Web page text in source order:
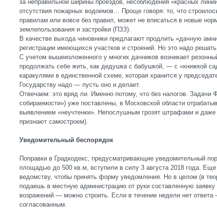
за неправильной ширины проездов, несоблюдения «красных
отсутствия пожарных водоемов… Проще говоря: то, что
правилам или вовсе без правил, может не вписаться в новые
землепользования и застройки (ПЗЗ).
В качестве выхода чиновники предлагают продлить «дачную
регистрации имеющихся участков и строений. Но это надо
С учетом вышеизложенного у многих дачников возникает
продолжать себе жить, как дедушка с бабушкой, — с «книжкой
каракулями в единственной схеме, которая хранится у
Государству надо — пусть оно и делает.
Отвечаем: это вряд ли. Именно потому, что без налогов.
собираемости») уже поставлены, в Московской области
выявлением «неучтенки». Непослушным грозят штрафами и даже
признают самостроем).
Уведомительный беспорядок
Поправки в Градкодекс, предусматривающие уведомительный
площадью до 500 кв.м, вступили в силу 3 августа 2018 года.
ведомству, чтобы принять форму уведомления. Но в целом (в
подаешь в местную администрацию от руки составленную
возражений — можно строить. Если в течение недели нет ответа
согласованным.